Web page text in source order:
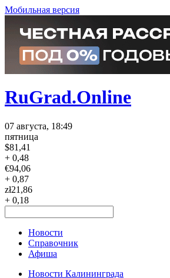
Мобильная версия
RuGrad.Online
07 августа, 18:49
пятница
$81,41
+ 0,48
€94,06
+ 0,87
zł21,86
+ 0,18
Новости
Справочник
Афиша
Новости Калининграда